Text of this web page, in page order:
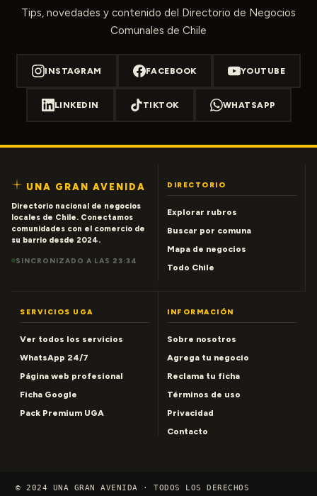
Tips, novedades y contenido del Directorio de Negocios
Comunales de Chile
INSTAGRAM FACEBOOK YOUTUBE
LINKEDIN TIKTOK WHATSAPP
UNA GRAN AVENIDA
Directorio nacional de negocios
locales de Chile. Conectamos
comunidades con el comercio de
su barrio desde 2024.
SINCRONIZADO A LAS 23:34
DIRECTORIO
Explorar rubros
Buscar por comuna
Mapa de negocios
Todo Chile
SERVICIOS UGA
Ver todos los servicios
WhatsApp 24/7
Página web profesional
Ficha Google
Pack Premium UGA
INFORMACIÓN
Sobre nosotros
Agrega tu negocio
Reclama tu ficha
Términos de uso
Privacidad
Contacto
© 2024 UNA GRAN AVENIDA · TODOS LOS DERECHOS